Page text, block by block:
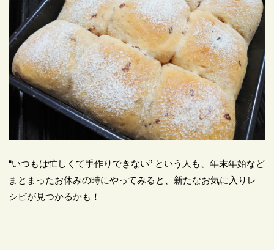
“いつもは忙しくて手作りできない” という人も、年末年始など
まとまったお休みの時にやってみると、新たなお気に入りレ
シピが見つかるかも！